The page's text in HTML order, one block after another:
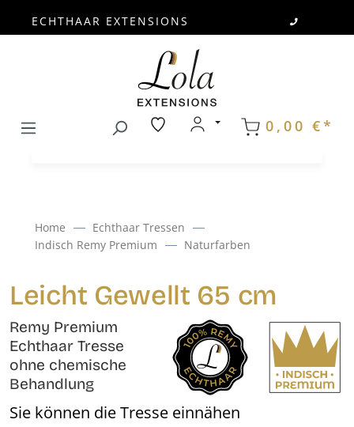
ECHTHAAR EXTENSIONS
0,00 €*
Home
Echthaar Tressen
Indisch Remy Premium
Naturfarben
Leicht Gewellt 65 cm
Remy Premium
Echthaar Tresse
ohne chemische
Behandlung
Sie können die Tresse einnähen